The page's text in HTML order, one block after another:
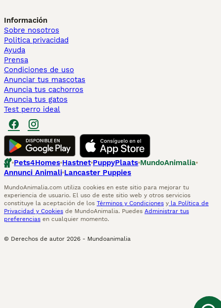
Información
Sobre nosotros
Politica privacidad
Ayuda
Prensa
Condiciones de uso
Anunciar tus mascotas
Anuncia tus cachorros
Anuncia tus gatos
Test perro ideal
Pets4Homes Hastnet PuppyPlaats MundoAnimalia
Annunci Animali Lancaster Puppies
MundoAnimalia.com utiliza cookies en este sitio para mejorar tu
experiencia de usuario. El uso de este sitio web y otros servicios
constituye la aceptación de los Términos y Condiciones y la Política de
Privacidad y Cookies de MundoAnimalia. Puedes Administrar tus
preferencias en cualquier momento.
© Derechos de autor 2026 - Mundoanimalia